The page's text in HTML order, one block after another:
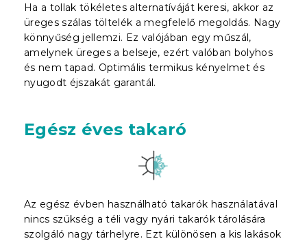
Ha a tollak tökéletes alternatíváját keresi, akkor az
üreges szálas töltelék a megfelelő megoldás. Nagy
könnyűség jellemzi. Ez valójában egy műszál,
amelynek üreges a belseje, ezért valóban bolyhos
és nem tapad. Optimális termikus kényelmet és
nyugodt éjszakát garantál.
Egész éves takaró
Az egész évben használható takarók használatával
nincs szükség a téli vagy nyári takarók tárolására
szolgáló nagy tárhelyre. Ezt különösen a kis lakások